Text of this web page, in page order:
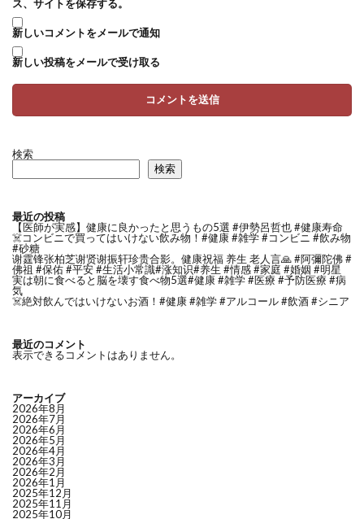
ス、サイトを保存する。
新しいコメントをメールで通知
新しい投稿をメールで受け取る
検索
検索
最近の投稿
【医師が実感】健康に良かったと思うもの5選 #伊勢呂哲也 #健康寿命
☠️コンビニで買ってはいけない飲み物！#健康 #雑学 #コンビニ #飲み物
#砂糖
谢霆锋张柏芝谢贤谢振轩珍贵合影。健康祝福 养生 老人言🙏 #阿彌陀佛 #
佛祖 #保佑 #平安 #生活小常識#涨知识#养生 #情感 #家庭 #婚姻 #明星
実は朝に食べると脳を壊す食べ物5選#健康 #雑学 #医療 #予防医療 #病
気
☠️絶対飲んではいけないお酒！#健康 #雑学 #アルコール #飲酒 #シニア
最近のコメント
表示できるコメントはありません。
アーカイブ
2026年8月
2026年7月
2026年6月
2026年5月
2026年4月
2026年3月
2026年2月
2026年1月
2025年12月
2025年11月
2025年10月